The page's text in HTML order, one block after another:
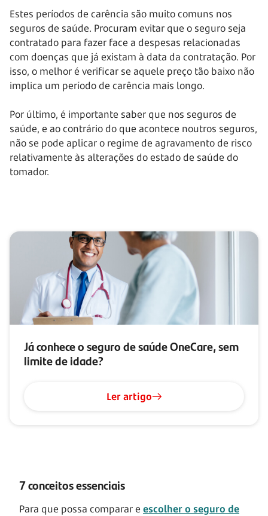
Estes períodos de carência são muito comuns nos
seguros de saúde. Procuram evitar que o seguro seja
contratado para fazer face a despesas relacionadas
com doenças que já existam à data da contratação. Por
isso, o melhor é verificar se aquele preço tão baixo não
implica um período de carência mais longo.
Por último, é importante saber que nos seguros de
saúde, e ao contrário do que acontece noutros seguros,
não se pode aplicar o regime de agravamento de risco
relativamente às alterações do estado de saúde do
tomador.
Já conhece o seguro de saúde OneCare, sem
limite de idade?
Ler artigo
7 conceitos essenciais
Para que possa comparar e escolher o seguro de